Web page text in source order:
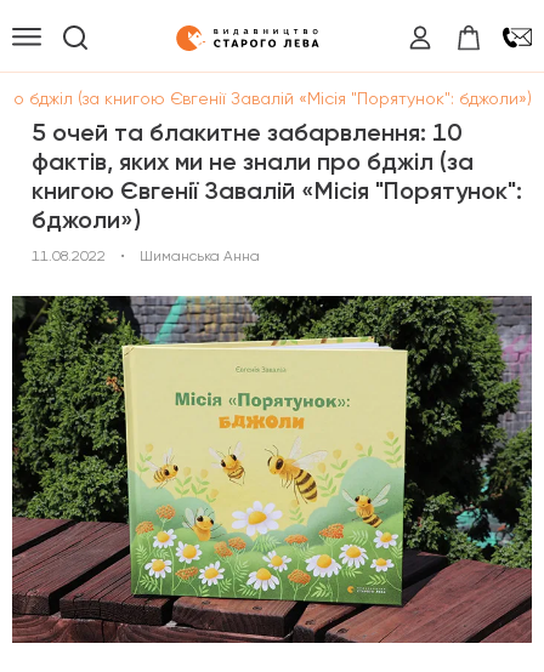
(за книгою Євгенії Завалій «Місія "Порятунок": бджоли»)
5 очей та блакитне забарвлення: 10
фактів, яких ми не знали про бджіл (за
книгою Євгенії Завалій «Місія "Порятунок":
бджоли»)
11.08.2022 • Шиманська Анна